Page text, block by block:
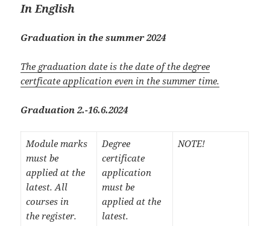
In English
Graduation ​in the summer 2024
The graduation date is the date of the degree
certficate application even in the summer time.
Graduation 2.-16.6.2024
​​Module marks
must be
applied at the
latest. All ​​
courses in
the register.
Degree
certificate
application
must be
applied at the
latest.
​NOTE!